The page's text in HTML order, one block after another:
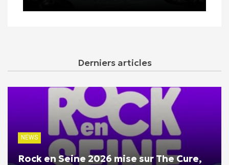
Derniers articles
NEWS
Rock en Seine 2026 mise sur The Cure,